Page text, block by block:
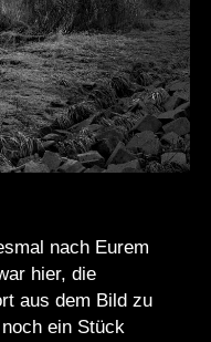
nach Eurem
hier, die
aus dem Bild zu
ein Stück